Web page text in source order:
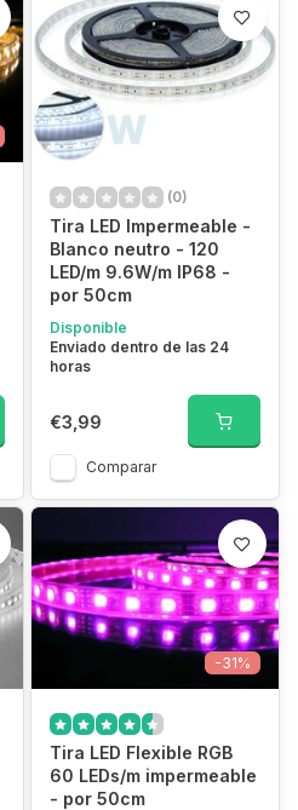
(0)
Tira LED Impermeable -
Blanco neutro - 120
LED/m 9.6W/m IP68 -
por 50cm
Disponible
Enviado dentro de las 24
horas
€3,99
Comparar
-31%
Tira LED Flexible RGB
60 LEDs/m impermeable
- por 50cm